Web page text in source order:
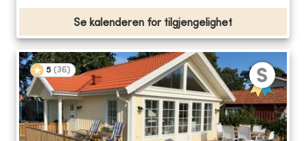
Se kalenderen for tilgjengelighet
5 (36)